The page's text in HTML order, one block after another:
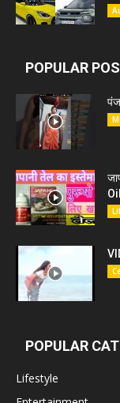
POPULAR
POPULAR
Lifestyle